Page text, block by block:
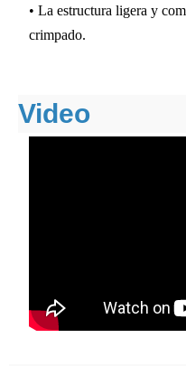
• La estructura ligera y
crimpado.
Video